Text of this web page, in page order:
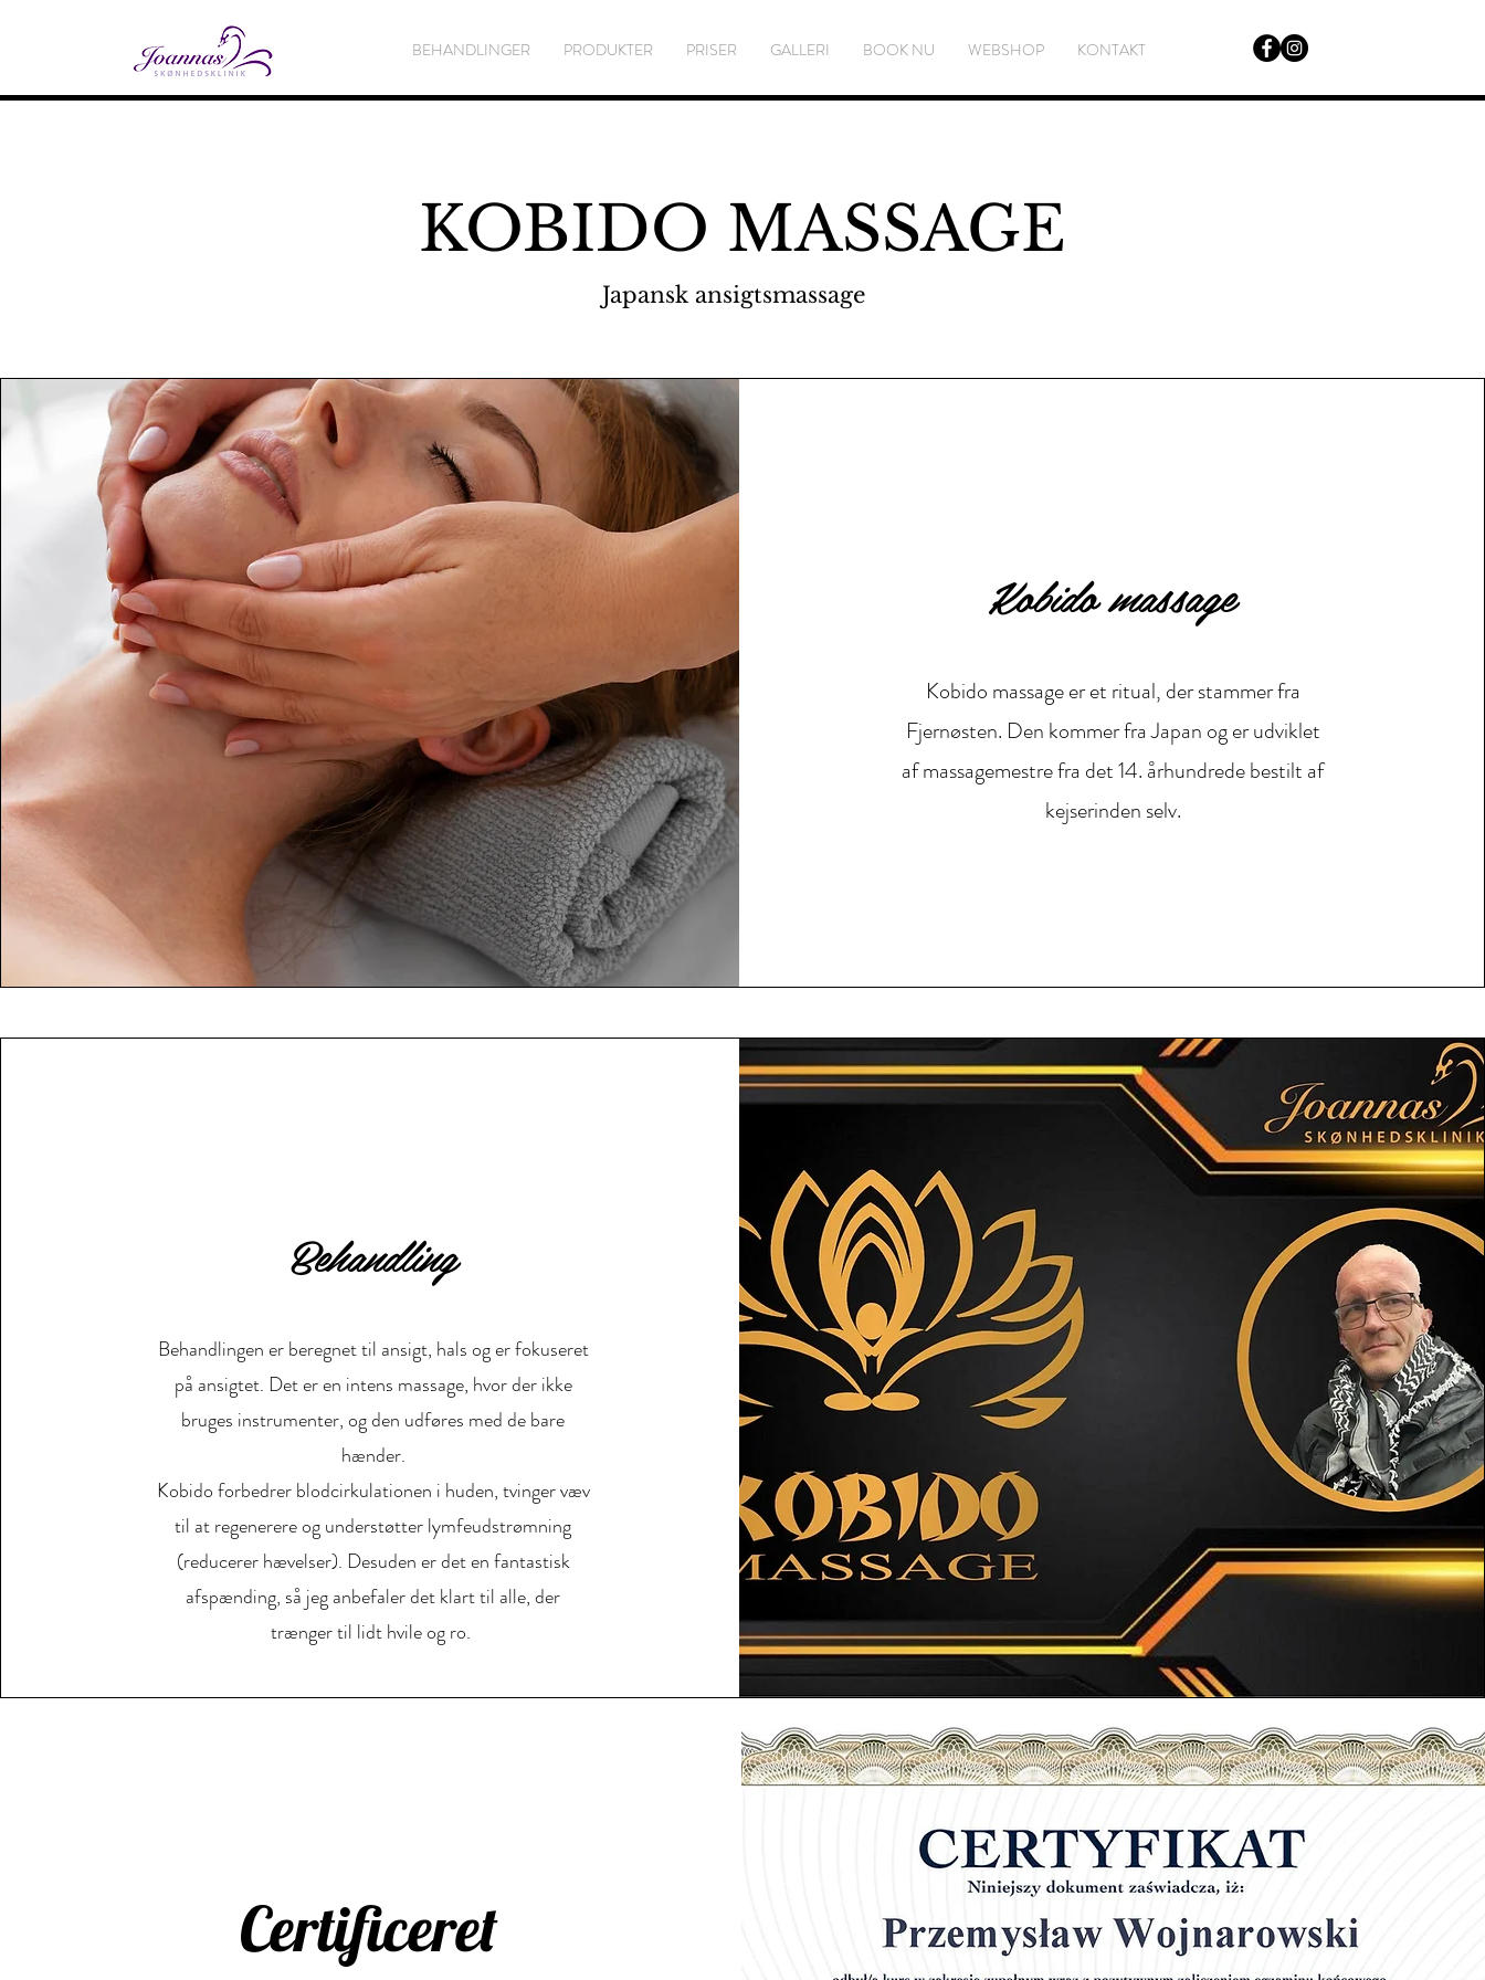
BEHANDLINGER PRODUKTER PRISER GALLERI BOOK NU WEBSHOP KONTAKT
KOBIDO MASSAGE
Japansk ansigtsmassage
Kobido massage
Kobido massage er et ritual, der stammer fra
Fjernøsten. Den kommer fra Japan og er udviklet
af massagemestre fra det 14. århundrede bestilt af
kejserinden selv.
Behandling
Behandlingen er beregnet til ansigt, hals og er fokuseret
på ansigtet. Det er en intens massage, hvor der ikke
bruges instrumenter, og den udføres med de bare
hænder.
Kobido forbedrer blodcirkulationen i huden, tvinger væv
til at regenerere og understøtter lymfeudstrømning
(reducerer hævelser). Desuden er det en fantastisk
afspænding, så jeg anbefaler det klart til alle, der
trænger til lidt hvile og ro.
Certificeret